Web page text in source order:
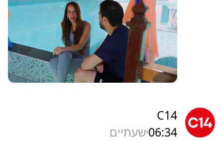
C14
06:34שעתיים